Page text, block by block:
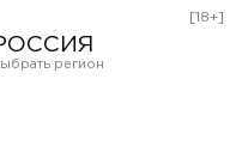
[18+]